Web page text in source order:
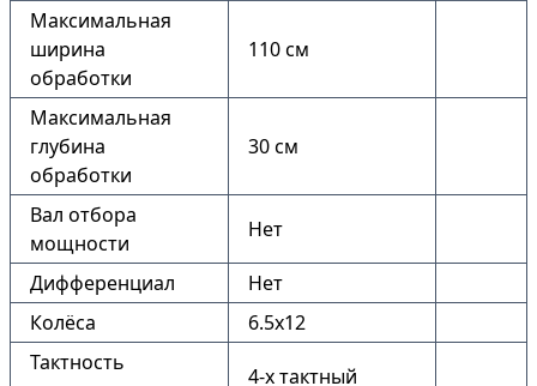
Максимальная
ширина
обработки
110 см
Максимальная
глубина
обработки
30 см
Вал отбора
мощности
Нет
Дифференциал
Нет
Колёса
6.5х12
Тактность
4-х тактный